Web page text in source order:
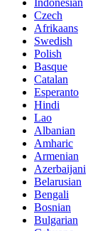
Indonesian
Czech
Afrikaans
Swedish
Polish
Basque
Catalan
Esperanto
Hindi
Lao
Albanian
Amharic
Armenian
Azerbaijani
Belarusian
Bengali
Bosnian
Bulgarian